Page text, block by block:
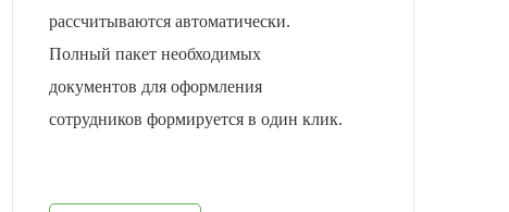
рассчитываются автоматически.
Полный пакет необходимых
документов для оформления
cотрудников формируется в один клик.